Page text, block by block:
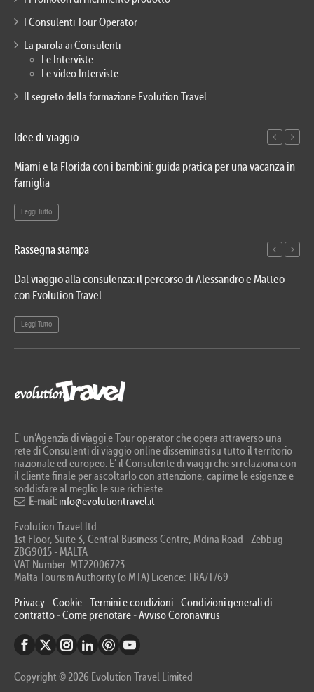
I Consulenti Tour Operator
La parola ai Consulenti
Le Interviste
Le video Interviste
Il segreto della formazione Evolution Travel
Idee di viaggio
Miami e la Florida con i bambini: guida pratica per una vacanza in
famiglia
Leggi Tutto
Rassegna stampa
Dal viaggio alla consulenza: il percorso di Alessandro e Matteo
con Evolution Travel
Leggi Tutto
E' un’Agenzia di viaggi e Tour operator che opera attraverso una
rete di Consulenti di viaggio online disseminati su tutto il territorio
nazionale ed europeo. E’ il Consulente di viaggi che si relaziona con
il cliente finale per ascoltarlo con attenzione, capirne le esigenze e
soddisfare al meglio le sue richieste.
E-mail: info@evolutiontravel.it
Evolution Travel ltd
1st Floor, Suite 3, Central Business Centre, Mdina Road - Zebbug
ZBG9015 - MALTA
VAT Number: MT22006723
Malta Tourism Authority (o MTA) Licence: TRA/T/69
Privacy -Cookie -Termini e condizioni -Condizioni generali di
contratto -Come prenotare -Avviso Coronavirus
Copyright © 2026 Evolution Travel Limited